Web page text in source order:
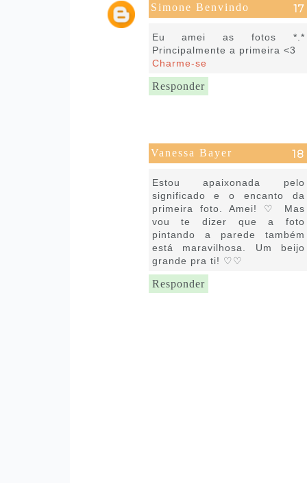
Simone Benvindo
Eu amei as fotos *.*
Principalmente a primeira <3
Charme-se
Responder
Vanessa Bayer
Estou apaixonada pelo
significado e o encanto da
primeira foto. Amei! ♡ Mas
vou te dizer que a foto
pintando a parede também
está maravilhosa. Um beijo
grande pra ti! ♡♡
Responder